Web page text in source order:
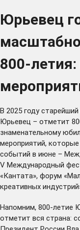
Юрьевец
800-
В 2025 году
Юрьевец – отметит
знаменательному
мероприятий,
событий в июне –
V Международный
«Кантата», форум
креативных
Напомним, 800-летие
отметит вся страна: